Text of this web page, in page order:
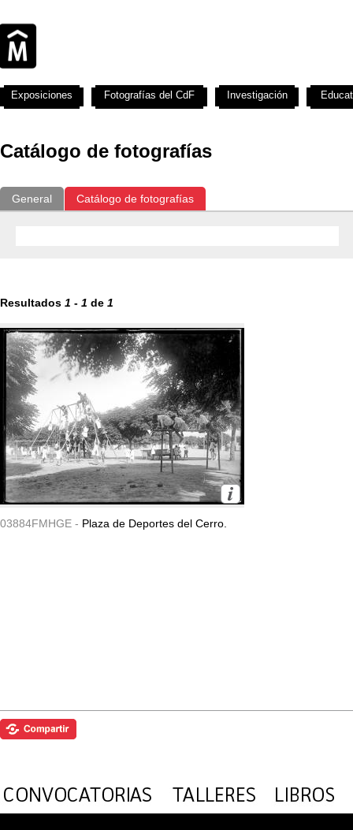
Catálogo de fotografías
General Catálogo de fotografías
Resultados 1 - 1 de 1
03884FMHGE - Plaza de Deportes del Cerro.
Exposiciones Fotografías del CdF Investigación